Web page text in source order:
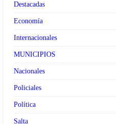
Destacadas
Economía
Internacionales
MUNICIPIOS
Nacionales
Policiales
Política
Salta